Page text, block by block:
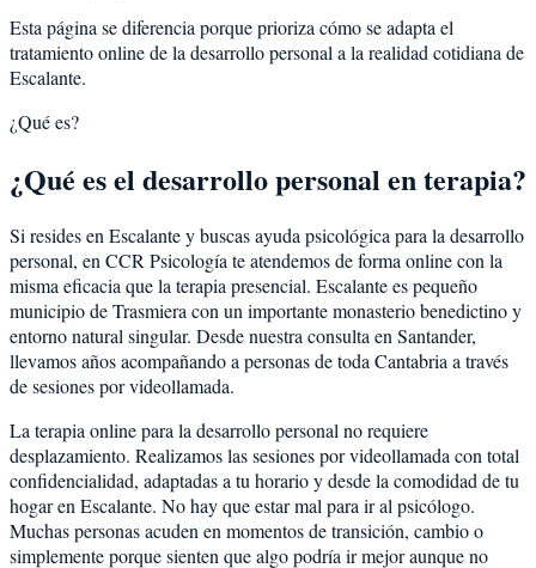
Esta página se diferencia porque prioriza cómo se adapta el
tratamiento online de la desarrollo personal a la realidad cotidiana de
Escalante.
¿Qué es?
¿Qué es el desarrollo personal en terapia?
Si resides en Escalante y buscas ayuda psicológica para la desarrollo
personal, en CCR Psicología te atendemos de forma online con la
misma eficacia que la terapia presencial. Escalante es pequeño
municipio de Trasmiera con un importante monasterio benedictino y
entorno natural singular. Desde nuestra consulta en Santander,
llevamos años acompañando a personas de toda Cantabria a través
de sesiones por videollamada.
La terapia online para la desarrollo personal no requiere
desplazamiento. Realizamos las sesiones por videollamada con total
confidencialidad, adaptadas a tu horario y desde la comodidad de tu
hogar en Escalante. No hay que estar mal para ir al psicólogo.
Muchas personas acuden en momentos de transición, cambio o
simplemente porque sienten que algo podría ir mejor aunque no